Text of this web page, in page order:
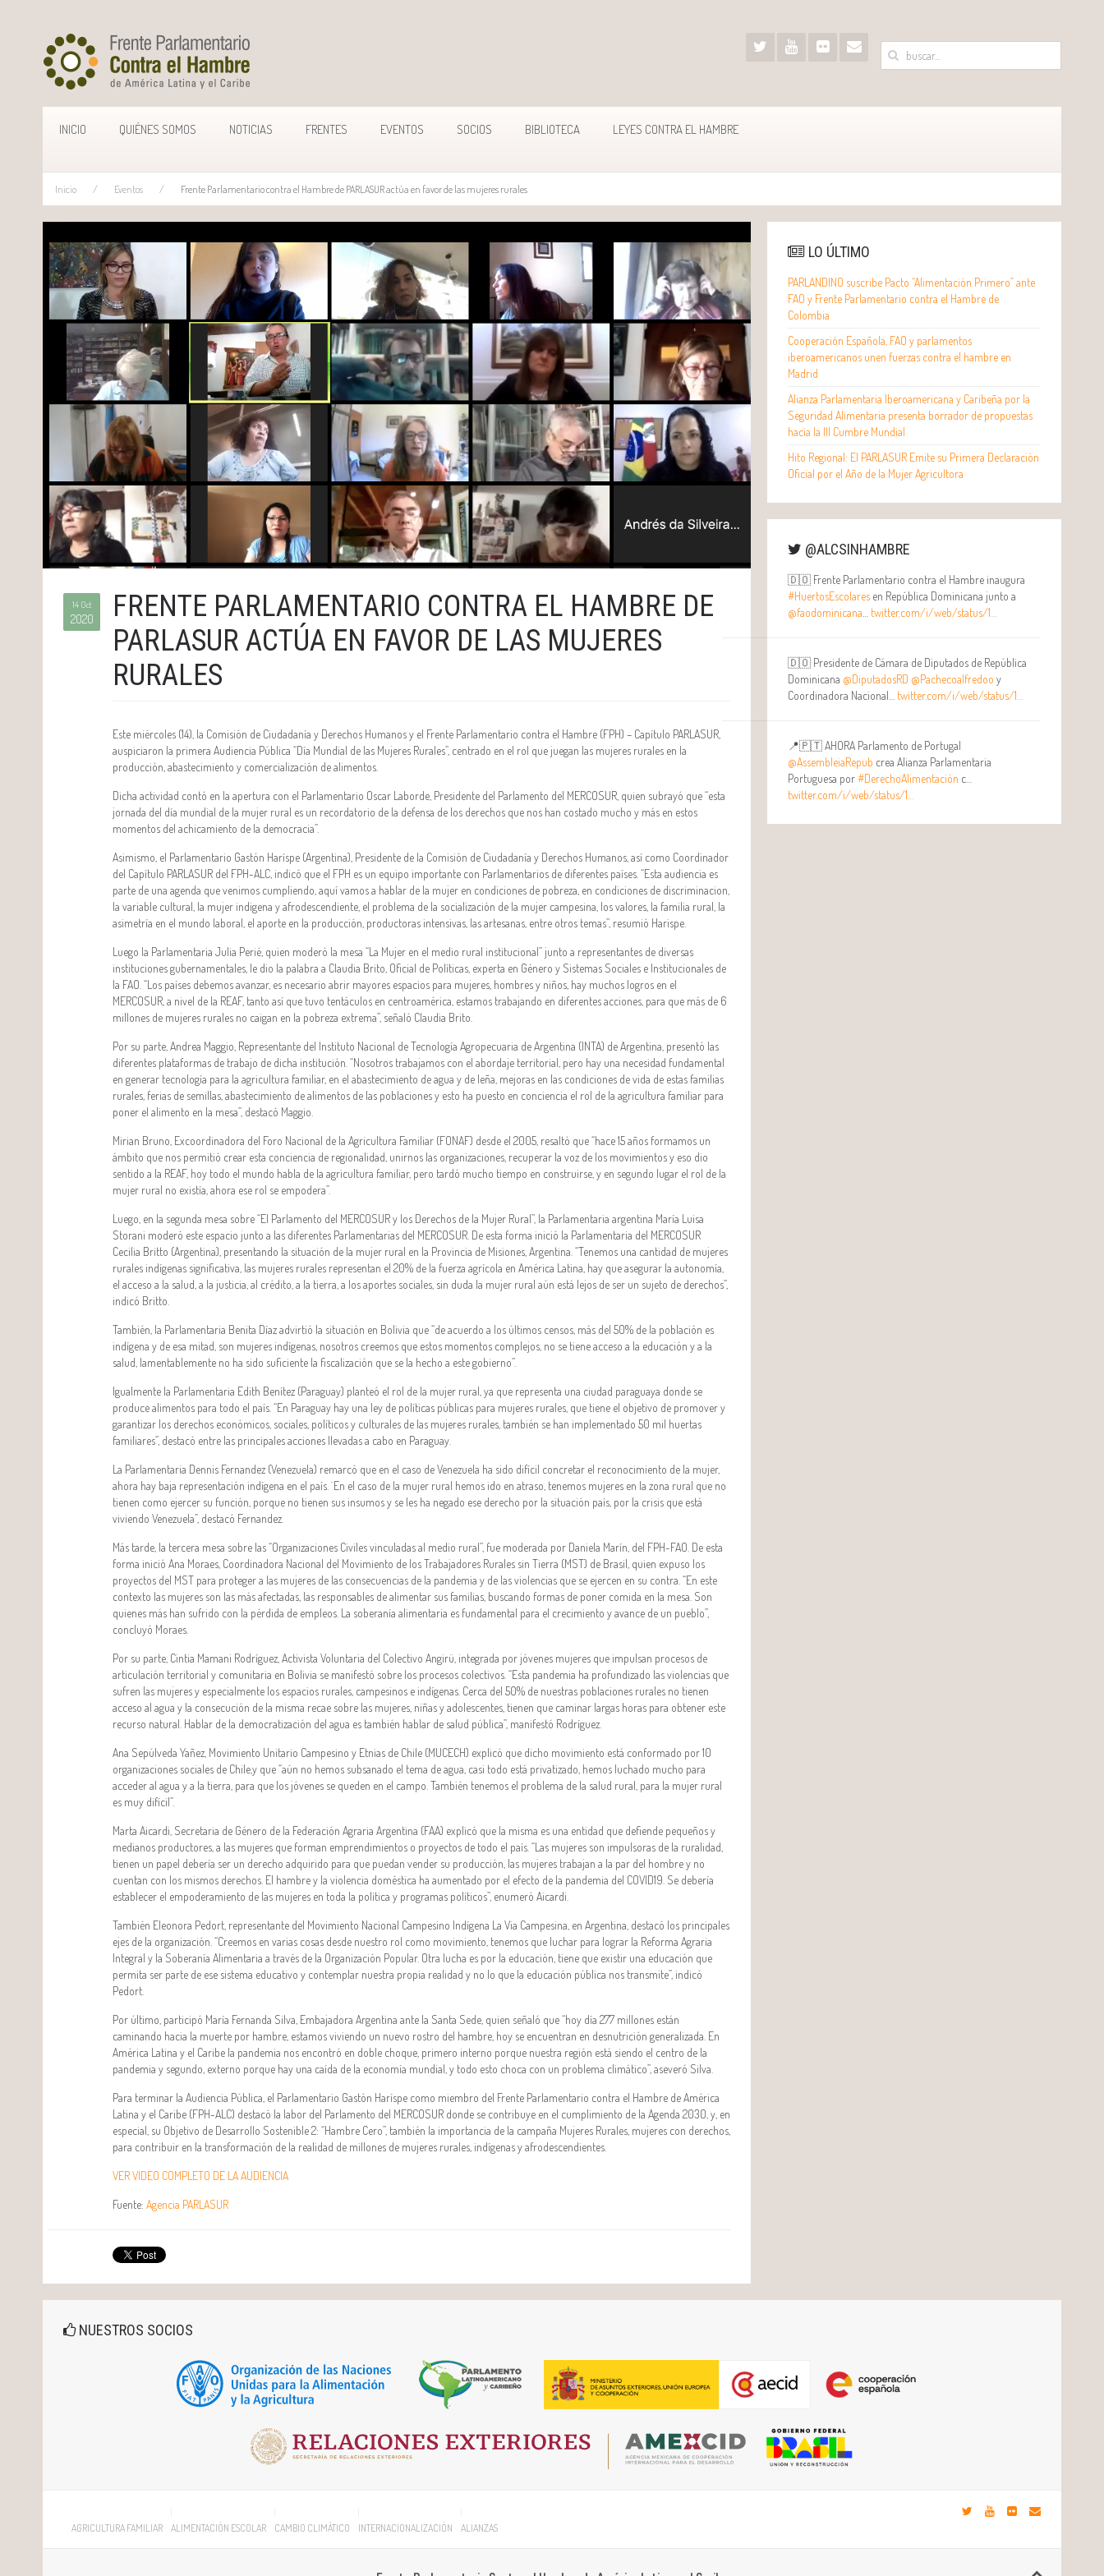
INICIO QUIÉNES SOMOS NOTICIAS FRENTES EVENTOS SOCIOS BIBLIOTECA LEYES CONTRA EL HAMBRE
Inicio Eventos Frente Parlamentario contra el Hambre de PARLASUR actúa en favor de las mujeres rurales
14 Oct
2020
FRENTE PARLAMENTARIO CONTRA EL HAMBRE DE
PARLASUR ACTÚA EN FAVOR DE LAS MUJERES
RURALES
Este miércoles (14), la Comisión de Ciudadanía y Derechos Humanos y el Frente Parlamentario contra el Hambre (FPH) – Capítulo PARLASUR,
auspiciaron la primera Audiencia Pública “Día Mundial de las Mujeres Rurales”, centrado en el rol que juegan las mujeres rurales en la
producción, abastecimiento y comercialización de alimentos.
Dicha actividad contó en la apertura con el Parlamentario Oscar Laborde, Presidente del Parlamento del MERCOSUR, quien subrayó que “esta
jornada del día mundial de la mujer rural es un recordatorio de la defensa de los derechos que nos han costado mucho y más en estos
momentos del achicamiento de la democracia”.
Asimismo, el Parlamentario Gastón Haríspe (Argentina), Presidente de la Comisión de Ciudadanía y Derechos Humanos, así como Coordinador
del Capítulo PARLASUR del FPH-ALC, indicó que el FPH es un equipo importante con Parlamentarios de diferentes países. “Esta audiencia es
parte de una agenda que venimos cumpliendo, aquí vamos a hablar de la mujer en condiciones de pobreza, en condiciones de discriminacion,
la variable cultural, la mujer indigena y afrodescendiente, el problema de la socialización de la mujer campesina, los valores, la familia rural, la
asimetría en el mundo laboral, el aporte en la producción, productoras intensivas, las artesanas, entre otros temas”, resumió Harispe.
Luego la Parlamentaria Julia Perié, quien moderó la mesa “La Mujer en el medio rural institucional” junto a representantes de diversas
instituciones gubernamentales, le dio la palabra a Claudia Brito, Oficial de Políticas, experta en Género y Sistemas Sociales e Institucionales de
la FAO. “Los países debemos avanzar, es necesario abrir mayores espacios para mujeres, hombres y niños, hay muchos logros en el
MERCOSUR, a nivel de la REAF, tanto así que tuvo tentáculos en centroamérica, estamos trabajando en diferentes acciones, para que más de 6
millones de mujeres rurales no caigan en la pobreza extrema”, señaló Claudia Brito.
Por su parte, Andrea Maggio, Representante del Instituto Nacional de Tecnología Agropecuaria de Argentina (INTA) de Argentina, presentó las
diferentes plataformas de trabajo de dicha institución. “Nosotros trabajamos con el abordaje territorial, pero hay una necesidad fundamental
en generar tecnología para la agricultura familiar, en el abastecimiento de agua y de leña, mejoras en las condiciones de vida de estas familias
rurales, ferias de semillas, abastecimiento de alimentos de las poblaciones y esto ha puesto en conciencia el rol de la agricultura familiar para
poner el alimento en la mesa”, destacó Maggio.
Mirian Bruno, Excoordinadora del Foro Nacional de la Agricultura Familiar (FONAF) desde el 2005, resaltó que “hace 15 años formamos un
ámbito que nos permitió crear esta conciencia de regionalidad, unirnos las organizaciones, recuperar la voz de los movimientos y eso dio
sentido a la REAF, hoy todo el mundo habla de la agricultura familiar, pero tardó mucho tiempo en construirse, y en segundo lugar el rol de la
mujer rural no existía, ahora ese rol se empodera”.
Luego, en la segunda mesa sobre “El Parlamento del MERCOSUR y los Derechos de la Mujer Rural”, la Parlamentaria argentina María Luisa
Storani moderó este espacio junto a las diferentes Parlamentarias del MERCOSUR. De esta forma inició la Parlamentaria del MERCOSUR
Cecilia Britto (Argentina), presentando la situación de la mujer rural en la Provincia de Misiones, Argentina. “Tenemos una cantidad de mujeres
rurales indígenas significativa, las mujeres rurales representan el 20% de la fuerza agrícola en América Latina, hay que asegurar la autonomía,
el acceso a la salud, a la justicia, al crédito, a la tierra, a los aportes sociales, sin duda la mujer rural aún está lejos de ser un sujeto de derechos”,
indicó Britto.
También, la Parlamentaria Benita Díaz advirtió la situación en Bolivia que “de acuerdo a los últimos censos, más del 50% de la población es
indígena y de esa mitad, son mujeres indígenas, nosotros creemos que estos momentos complejos, no se tiene acceso a la educación y a la
salud, lamentablemente no ha sido suficiente la fiscalización que se la hecho a este gobierno”.
Igualmente la Parlamentaria Edith Benítez (Paraguay) planteó el rol de la mujer rural, ya que representa una ciudad paraguaya donde se
produce alimentos para todo el país. “En Paraguay hay una ley de políticas públicas para mujeres rurales, que tiene el objetivo de promover y
garantizar los derechos económicos, sociales, políticos y culturales de las mujeres rurales, también se han implementado 50 mil huertas
familiares”, destacó entre las principales acciones llevadas a cabo en Paraguay.
La Parlamentaria Dennis Fernandez (Venezuela) remarcó que en el caso de Venezuela ha sido difícil concretar el reconocimiento de la mujer,
ahora hay baja representación indígena en el país. ¨En el caso de la mujer rural hemos ido en atraso, tenemos mujeres en la zona rural que no
tienen como ejercer su función, porque no tienen sus insumos y se les ha negado ese derecho por la situación país, por la crisis que está
viviendo Venezuela”, destacó Fernandez.
Más tarde, la tercera mesa sobre las “Organizaciones Civiles vinculadas al medio rural”, fue moderada por Daniela Marín, del FPH-FAO. De esta
forma inició Ana Moraes, Coordinadora Nacional del Movimiento de los Trabajadores Rurales sin Tierra (MST) de Brasil, quien expuso los
proyectos del MST para proteger a las mujeres de las consecuencias de la pandemia y de las violencias que se ejercen en su contra. “En este
contexto las mujeres son las más afectadas, las responsables de alimentar sus familias, buscando formas de poner comida en la mesa. Son
quienes más han sufrido con la pérdida de empleos. La soberanía alimentaria es fundamental para el crecimiento y avance de un pueblo”,
concluyó Moraes.
Por su parte, Cintia Mamani Rodríguez, Activista Voluntaria del Colectivo Angirü, integrada por jóvenes mujeres que impulsan procesos de
articulación territorial y comunitaria en Bolivia se manifestó sobre los procesos colectivos. “Esta pandemia ha profundizado las violencias que
sufren las mujeres y especialmente los espacios rurales, campesinos e indígenas. Cerca del 50% de nuestras poblaciones rurales no tienen
acceso al agua y la consecución de la misma recae sobre las mujeres, niñas y adolescentes, tienen que caminar largas horas para obtener este
recurso natural. Hablar de la democratización del agua es también hablar de salud pública”, manifestó Rodríguez.
Ana Sepúlveda Yañez, Movimiento Unitario Campesino y Etnias de Chile (MUCECH) explicó que dicho movimiento está conformado por 10
organizaciones sociales de Chile,y que “aún no hemos subsanado el tema de agua, casi todo está privatizado, hemos luchado mucho para
acceder al agua y a la tierra, para que los jóvenes se queden en el campo. También tenemos el problema de la salud rural, para la mujer rural
es muy difícil”.
Marta Aicardi, Secretaria de Género de la Federación Agraria Argentina (FAA) explicó que la misma es una entidad que defiende pequeños y
medianos productores, a las mujeres que forman emprendimientos o proyectos de todo el país. “Las mujeres son impulsoras de la ruralidad,
tienen un papel debería ser un derecho adquirido para que puedan vender su producción, las mujeres trabajan a la par del hombre y no
cuentan con los mismos derechos. El hambre y la violencia doméstica ha aumentado por el efecto de la pandemia del COVID19. Se debería
establecer el empoderamiento de las mujeres en toda la política y programas políticos”, enumeró Aicardi.
También Eleonora Pedort, representante del Movimiento Nacional Campesino Indígena La Via Campesina, en Argentina, destacó los principales
ejes de la organización. “Creemos en varias cosas desde nuestro rol como movimiento, tenemos que luchar para lograr la Reforma Agraria
Integral y la Soberanía Alimentaria a través de la Organización Popular. Otra lucha es por la educación, tiene que existir una educación que
permita ser parte de ese sistema educativo y contemplar nuestra propia realidad y no lo que la educación pública nos transmite”, indicó
Pedort.
Por último, participó María Fernanda Silva, Embajadora Argentina ante la Santa Sede, quien señaló que “hoy día 277 millones están
caminando hacia la muerte por hambre, estamos viviendo un nuevo rostro del hambre, hoy se encuentran en desnutrición generalizada. En
América Latina y el Caribe la pandemia nos encontró en doble choque, primero interno porque nuestra región está siendo el centro de la
pandemia y segundo, externo porque hay una caída de la economía mundial, y todo esto choca con un problema climático”, aseveró Silva.
Para terminar la Audiencia Pública, el Parlamentario Gastón Haríspe como miembro del Frente Parlamentario contra el Hambre de América
Latina y el Caribe (FPH-ALC) destacó la labor del Parlamento del MERCOSUR donde se contribuye en el cumplimiento de la Agenda 2030, y, en
especial, su Objetivo de Desarrollo Sostenible 2: “Hambre Cero”, también la importancia de la campaña Mujeres Rurales, mujeres con derechos,
para contribuir en la transformación de la realidad de millones de mujeres rurales, indígenas y afrodescendientes.
VER VIDEO COMPLETO DE LA AUDIENCIA
Fuente: Agencia PARLASUR
LO ÚLTIMO
PARLANDINO suscribe Pacto “Alimentación Primero” ante
FAO y Frente Parlamentario contra el Hambre de
Colombia
Cooperación Española, FAO y parlamentos
iberoamericanos unen fuerzas contra el hambre en
Madrid
Alianza Parlamentaria Iberoamericana y Caribeña por la
Seguridad Alimentaria presenta borrador de propuestas
hacia la III Cumbre Mundial
Hito Regional: El PARLASUR Emite su Primera Declaración
Oficial por el Año de la Mujer Agricultora
@ALCSINHAMBRE
🇩🇴 Frente Parlamentario contra el Hambre inaugura
#HuertosEscolares en República Dominicana junto a
@faodominicana
twitter.com/i/web/status/1…
🇩🇴 Presidente de Cámara de Diputados de República
Dominicana @DiputadosRD @Pachecoalfredoo y
Coordinadora Nacional… twitter.com/i/web/status/1…
📍🇵🇹 AHORA Parlamento de Portugal
@AssembleiaRepub crea Alianza Parlamentaria
Portuguesa por#DerechoAlimentación c…
twitter.com/i/web/status/1…
NUESTROS SOCIOS
AGRICULTURA FAMILIAR ALIMENTACIÓN ESCOLAR CAMBIO CLIMÁTICO INTERNACIONALIZACIÓN ALIANZAS